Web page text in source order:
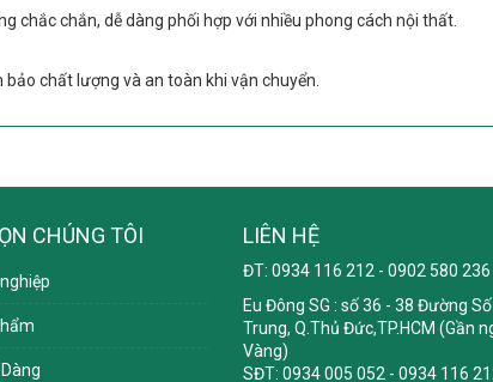
chắc chắn, dễ dàng phối hợp với nhiều phong cách nội thất.
chất lượng và an toàn khi vận chuyển.
CHÚNG TÔI LIÊN HỆ
ĐT: 0934 116 212 - 0902 580 236
Eu Đông SG : số 36 - 38 Đường Số
Trung, Q.Thủ Đức,TP.HCM (Gần
Vàng)
SĐT: 0934 005 052 - 0934 116